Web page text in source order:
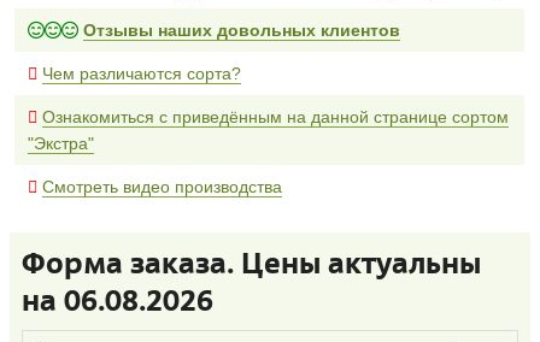
Отзывы наших довольных клиентов
Чем различаются сорта?
Ознакомиться с приведённым на данной странице сортом
"Экстра"
Смотреть видео производства
Форма заказа. Цены актуальны
на 06.08.2026